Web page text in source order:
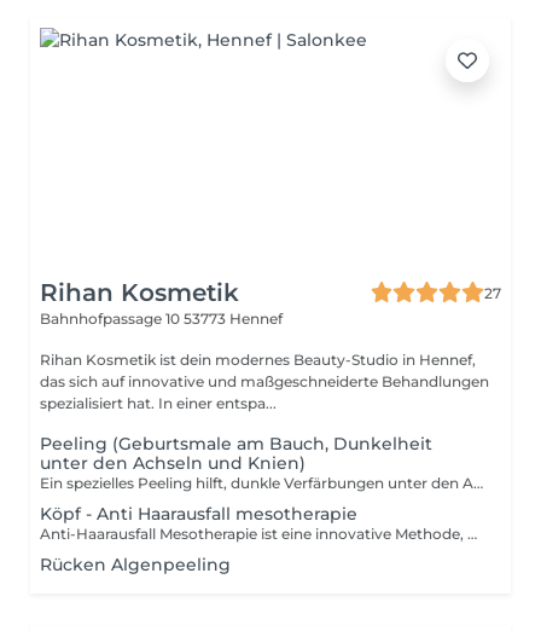
Rihan Kosmetik
27
Bahnhofpassage 10 53773 Hennef
Rihan Kosmetik ist dein modernes Beauty-Studio in Hennef,
das sich auf innovative und maßgeschneiderte Behandlungen
spezialisiert hat. In einer entspa...
Peeling (Geburtsmale am Bauch, Dunkelheit
unter den Achseln und Knien)
Ein spezielles Peeling hilft, dunkle Verfärbungen unter den Achseln, an den Knien und um Geburtsmale herum zu reduzieren. Durch sanftes Entfernen abgestorbener Hautzellen wird die Haut aufgehellt und das Erscheinungsbild verbessert. Je nach Hauttyp und Problemzonen wird ein intensives Peeling angewendet, das die Haut erneuert, Pigmentflecken minimiert und die Hautstruktur verfeinert. Dies führt zu einem gleichmäßigeren und strahlenderen Hautbild. Buche jetzt deinen Termin und erlebe glatte, revitalisierte Haut!
Köpf - Anti Haarausfall mesotherapie
Anti-Haarausfall Mesotherapie ist eine innovative Methode, um Haarausfall effektiv zu bekämpfen und das Haarwachstum zu stimulieren. Dabei werden spezielle Wirkstoffe, Vitamine und Mineralien direkt in die Kopfhaut injiziert, um die Haarfollikel zu stärken und die Durchblutung zu fördern. Diese Behandlung eignet sich besonders bei dünner werdendem Haar und Haarverlust, da sie gezielt auf die Ursachen von Haarausfall eingeht und das Haarwachstum anregt. Buche jetzt deinen Termin und stärke dein Haar von der Wurzel!
Rücken Algenpeeling